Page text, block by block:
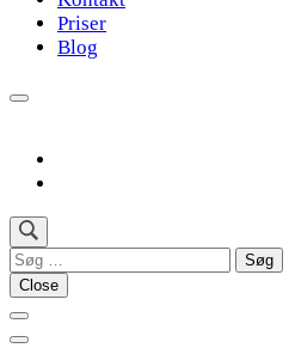
Priser
Blog
Søg
efter:
Close